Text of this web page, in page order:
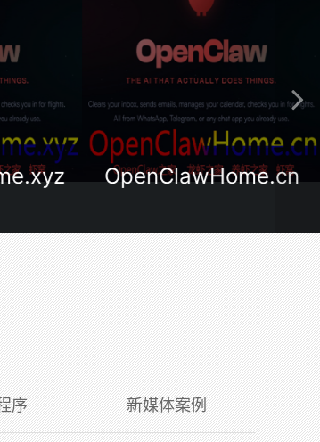
OpenClawHome.cn
序 新媒体案例